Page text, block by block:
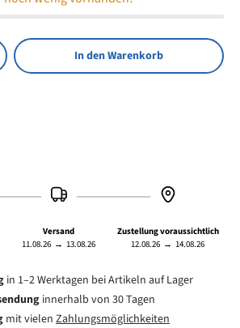
erhöhen In den Warenkorb
Versand
11.08.26 → 13.08.26
Zustellung voraussichtlich
12.08.26 → 14.08.26
in 1–2 Werktagen bei Artikeln auf Lager
innerhalb von 30 Tagen
mit vielen Zahlungsmöglichkeiten